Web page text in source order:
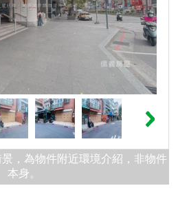
，為物件附近環境介紹，非物件
本身。